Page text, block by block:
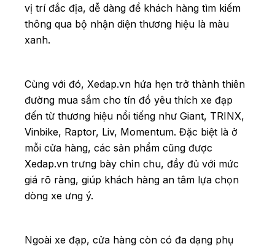
vị trí đắc địa, dễ dàng để khách hàng tìm kiếm
thông qua bộ nhận diện thương hiệu là màu
xanh.
Cùng với đó, Xedap.vn hứa hẹn trở thành thiên
đường mua sắm cho tín đồ yêu thích xe đạp
đến từ thương hiệu nổi tiếng như Giant, TRINX,
Vinbike, Raptor, Liv, Momentum. Đặc biệt là ở
mỗi cửa hàng, các sản phẩm cũng được
Xedap.vn trưng bày chỉn chu, đầy đủ với mức
giá rõ ràng, giúp khách hàng an tâm lựa chọn
dòng xe ưng ý.
Ngoài xe đạp, cửa hàng còn có đa dạng phụ